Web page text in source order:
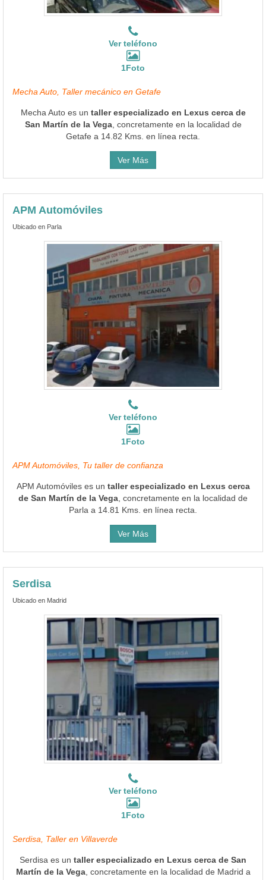
Ver teléfono
1Foto
Mecha Auto, Taller mecánico en Getafe
Mecha Auto es un taller especializado en Lexus cerca de
San Martín de la Vega, concretamente en la localidad de
Getafe a 14.82 Kms. en línea recta.
Ver Más
APM Automóviles
Ubicado en Parla
Ver teléfono
1Foto
APM Automóviles, Tu taller de confianza
APM Automóviles es un taller especializado en Lexus cerca
de San Martín de la Vega , concretamente en la localidad de
Parla a 14.81 Kms. en línea recta.
Ver Más
Serdisa
Ubicado en Madrid
Ver teléfono
1Foto
Serdisa, Taller en Villaverde
Serdisa es un taller especializado en Lexus cerca de San
Martín de la Vega, concretamente en la localidad de Madrid a